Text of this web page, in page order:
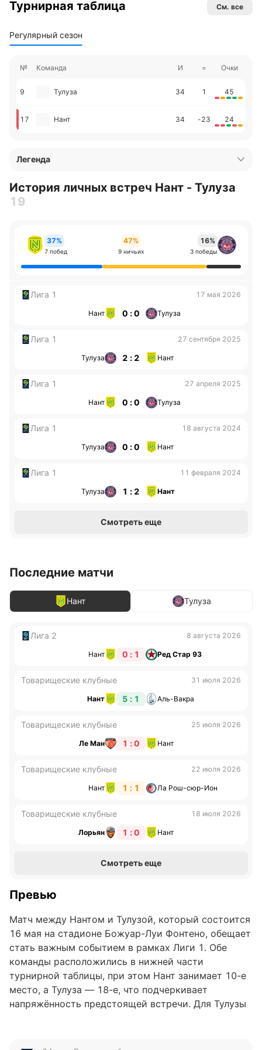
Турнирная таблица См. все
Регулярный сезон
№ Команда И = Очки
9 Тулуза 34 1 45
17 Нант 34 -23 24
Легенда
История личных встреч Нант - Тулуза
19
37%
7 побед
47%
9 ничьих
16%
3 победы
Лига 1 17 мая 2026
Нант 0 : 0 Тулуза
Лига 1 27 сентября 2025
Тулуза 2 : 2 Нант
Лига 1 27 апреля 2025
Нант 0 : 0 Тулуза
Лига 1 18 августа 2024
Тулуза 0 : 0 Нант
Лига 1 11 февраля 2024
Тулуза 1 : 2 Нант
Смотреть еще
Последние матчи
Нант Тулуза
Лига 2 8 августа 2026
Нант 0 : 1 Ред Стар 93
Товарищеские клубные 31 июля 2026
Нант 5 : 1 Аль-Вакра
Товарищеские клубные 25 июля 2026
Ле Ман 1 : 0 Нант
Товарищеские клубные 22 июля 2026
Нант 1 : 1 Ла Рош-сюр-Ион
Товарищеские клубные 18 июля 2026
Лорьян 1 : 0 Нант
Смотреть еще
Превью
Матч между Нантом и Тулузой, который состоится
16 мая на стадионе Божуар-Луи Фонтено, обещает
стать важным событием в рамках Лиги 1. Обе
команды расположились в нижней части
турнирной таблицы, при этом Нант занимает 10-е
место, а Тулуза — 18-е, что подчеркивает
напряжённость предстоящей встречи. Для Тулузы
Нант постарается закрепить средний уровень в